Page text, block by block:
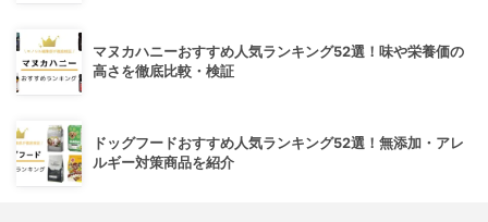
マヌカハニーおすすめ人気ランキング52選！味や栄養価の
高さを徹底比較・検証
ドッグフードおすすめ人気ランキング52選！無添加・アレ
ルギー対策商品を紹介